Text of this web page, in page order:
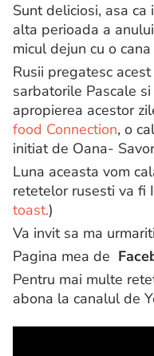
Sunt deliciosi, asa
alta perioada a
micul dejun cu o
Rusii pregatesc
sarbatorile Pascale
apropierea acestor
food Connection, o
initiat de Oana-
Luna aceasta vom
retetelor rusesti va fi
toast.)
Va invit sa ma
Pagina mea de
Pentru mai multe
abona la canalul de